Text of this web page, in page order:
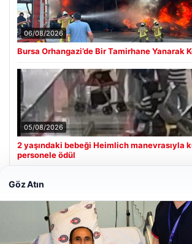
06/08/2026
Bursa Orhangazi’de Bir Tamirhane Yanarak
05/08/2026
2 yaşındaki bebeği Heimlich manevrasıyla
personele ödül
Son Eklenen Firmalar
Göz Atın